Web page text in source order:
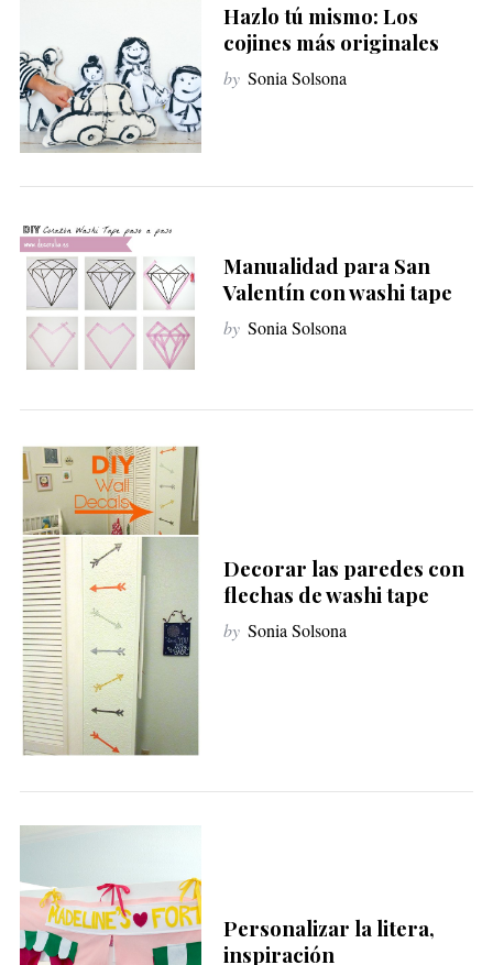
Hazlo tú mismo: Los
cojines más originales
by Sonia Solsona
Manualidad para San
Valentín con washi tape
by Sonia Solsona
Decorar las paredes con
flechas de washi tape
by Sonia Solsona
Personalizar la litera,
inspiración